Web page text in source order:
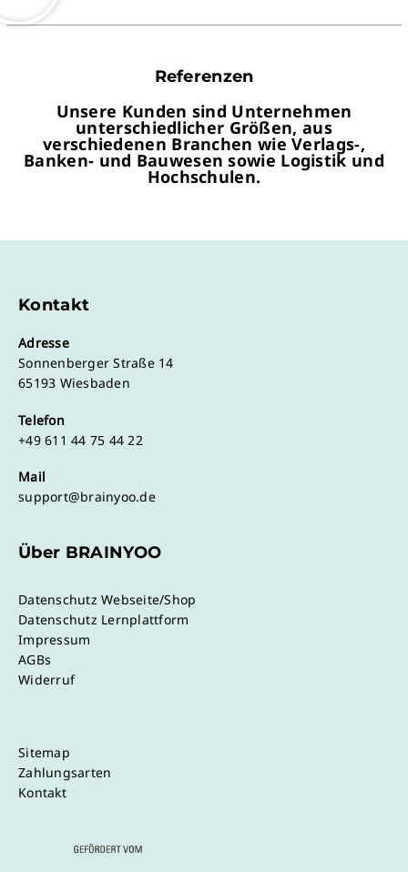
Referenzen
Unsere Kunden sind Unternehmen
unterschiedlicher Größen, aus
verschiedenen Branchen wie Verlags-,
Banken- und Bauwesen sowie Logistik und
Hochschulen.
Kontakt
Adresse
Sonnenberger Straße 14
65193 Wiesbaden
Telefon
+49 611 44 75 44 22
Mail
support@brainyoo.de
Über BRAINYOO
Datenschutz Webseite/Shop
Datenschutz Lernplattform
Impressum
AGBs
Widerruf
Sitemap
Zahlungsarten
Kontakt